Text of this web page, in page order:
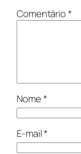
Comentário*
Nome*
E-mail*